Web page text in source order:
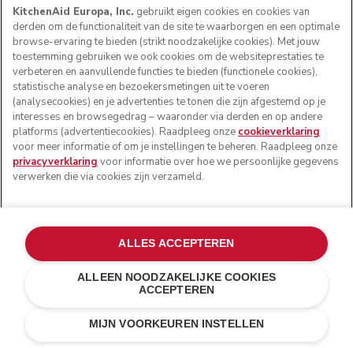
€ 51,75 € 69,00
Kosten besparen€ 17,25
REGISTREER JE PRODUCT
Health check
Klantenservice
Je bestelling volgen
Garantie en documenten
Veelgestelde vragen
Recupel
Algemene voorwaarden
Verzending en levering
Retournering en terugbetaling
Imprint
Toegankelijkheidsverklaring
ODR
Het merk
Onze geschiedenis
Zoek een winkel
ONDERSTEUNING
VOORWAARDEN WEBWINKEL
OVER KITCHENAID
ZOEK EEN WINKEL
WE ACCEPTEREN
KitchenAid Europa, Inc. gebruikt eigen cookies en cookies van
derden om de functionaliteit van de site te waarborgen en een optimale
browse-ervaring te bieden (strikt noodzakelijke cookies). Met jouw
toestemming gebruiken we ook cookies om de websiteprestaties te
verbeteren en aanvullende functies te bieden (functionele cookies),
statistische analyse en bezoekersmetingen uit te voeren
(analysecookies) en je advertenties te tonen die zijn afgestemd op je
interesses en browsegedrag – waaronder via derden en op andere
platforms (advertentiecookies). Raadpleeg onze cookieverklaring
voor meer informatie of om je instellingen te beheren. Raadpleeg onze
privacyverklaring voor informatie over hoe we persoonlijke gegevens
verwerken die via cookies zijn verzameld.
MIJN VOORKEUREN INSTELLEN
ALLEEN NOODZAKELIJKE COOKIES
ACCEPTEREN
ALLES ACCEPTEREN